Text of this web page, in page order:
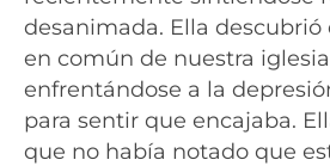
desanimada. Ella
en común de nuestra
enfrentándose a la
para sentir que encajaba.
que no había notado que